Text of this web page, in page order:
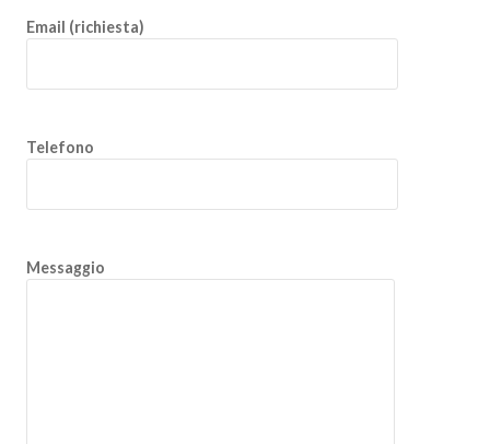
Email (richiesta)
Telefono
Messaggio